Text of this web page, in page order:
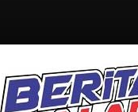
BeritaBalap.com
Portal